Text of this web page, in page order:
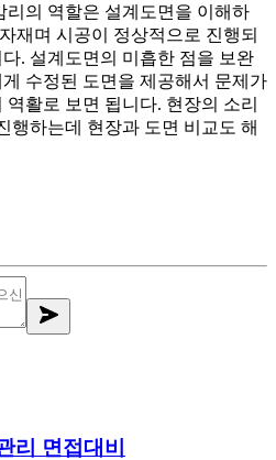
리의 역할은 설계도면을 이해하
재며 시공이 정상적으로 진행되
. 설계도면의 미흡한 점을 보완
수정된 도면을 제공해서 문제가
활로 보면 됩니다. 현장의 소리
행하는데 현장과 도면 비교도 해
리 면접대비